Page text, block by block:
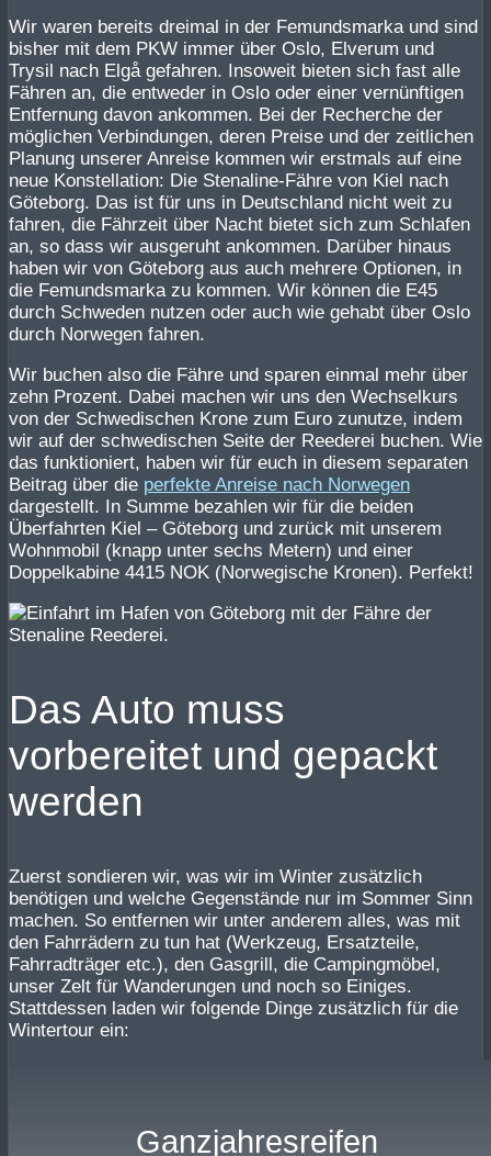
Wir waren bereits dreimal in der Femundsmarka und sind
bisher mit dem PKW immer über Oslo, Elverum und
Trysil nach Elgå gefahren. Insoweit bieten sich fast alle
Fähren an, die entweder in Oslo oder einer vernünftigen
Entfernung davon ankommen. Bei der Recherche der
möglichen Verbindungen, deren Preise und der zeitlichen
Planung unserer Anreise kommen wir erstmals auf eine
neue Konstellation: Die Stenaline-Fähre von Kiel nach
Göteborg. Das ist für uns in Deutschland nicht weit zu
fahren, die Fährzeit über Nacht bietet sich zum Schlafen
an, so dass wir ausgeruht ankommen. Darüber hinaus
haben wir von Göteborg aus auch mehrere Optionen, in
die Femundsmarka zu kommen. Wir können die E45
durch Schweden nutzen oder auch wie gehabt über Oslo
durch Norwegen fahren.
Wir buchen also die Fähre und sparen einmal mehr über
zehn Prozent. Dabei machen wir uns den Wechselkurs
von der Schwedischen Krone zum Euro zunutze, indem
wir auf der schwedischen Seite der Reederei buchen. Wie
das funktioniert, haben wir für euch in diesem separaten
Beitrag über die perfekte Anreise nach Norwegen
dargestellt. In Summe bezahlen wir für die beiden
Überfahrten Kiel – Göteborg und zurück mit unserem
Wohnmobil (knapp unter sechs Metern) und einer
Doppelkabine 4415 NOK (Norwegische Kronen). Perfekt!
Das Auto muss
vorbereitet und gepackt
werden
Zuerst sondieren wir, was wir im Winter zusätzlich
benötigen und welche Gegenstände nur im Sommer Sinn
machen. So entfernen wir unter anderem alles, was mit
den Fahrrädern zu tun hat (Werkzeug, Ersatzteile,
Fahrradträger etc.), den Gasgrill, die Campingmöbel,
unser Zelt für Wanderungen und noch so Einiges.
Stattdessen laden wir folgende Dinge zusätzlich für die
Wintertour ein:
Ganzjahresreifen